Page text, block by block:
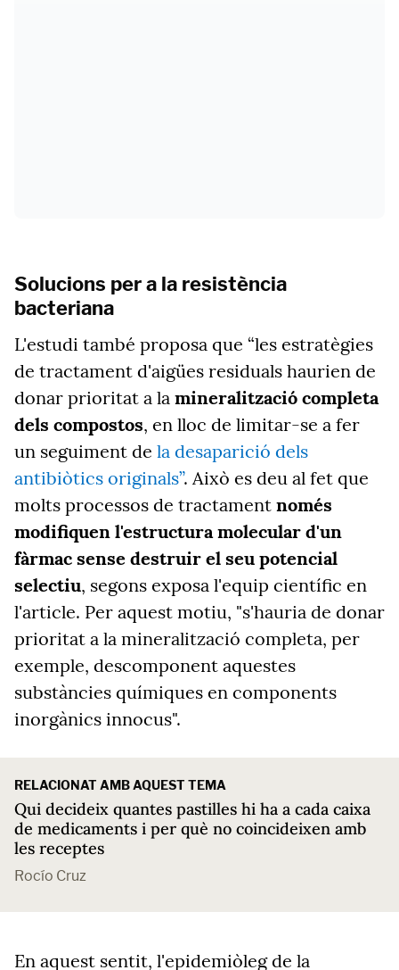
Solucions per a la resistència
bacteriana
L'estudi també proposa que “les estratègies
de tractament d'aigües residuals haurien de
donar prioritat a la mineralització completa
dels compostos, en lloc de limitar-se a fer
un seguiment de la desaparició dels
antibiòtics originals”. Això es deu al fet que
molts processos de tractament només
modifiquen l'estructura molecular d'un
fàrmac sense destruir el seu potencial
selectiu, segons exposa l'equip científic en
l'article. Per aquest motiu, "s'hauria de donar
prioritat a la mineralització completa, per
exemple, descomponent aquestes
substàncies químiques en components
inorgànics innocus".
RELACIONAT AMB AQUEST TEMA
Qui decideix quantes pastilles hi ha a cada caixa
de medicaments i per què no coincideixen amb
les receptes
Rocío Cruz
En aquest sentit, l'epidemiòleg de la